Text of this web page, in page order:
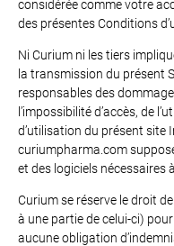
considérée comme votre
des présentes Conditions
Ni Curium ni les tiers
la transmission du présent
responsables des
l’impossibilité d’accès, de
d’utilisation du présent site
curiumpharma.com
et des logiciels nécessaires
Curium se réserve le droit
à une partie de celui-ci)
aucune obligation